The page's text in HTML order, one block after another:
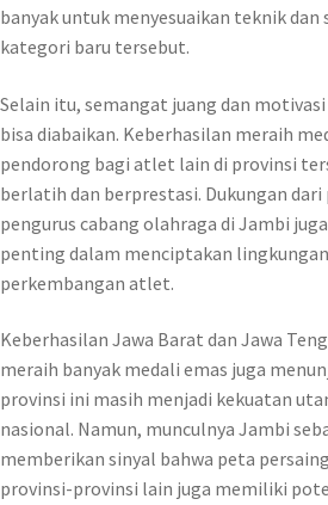
banyak untuk menyesuaikan teknik
kategori baru tersebut.
Selain itu, semangat juang dan
bisa diabaikan. Keberhasilan meraih
pendorong bagi atlet lain di provinsi
berlatih dan berprestasi. Dukungan
pengurus cabang olahraga di Jambi
penting dalam menciptakan
perkembangan atlet.
Keberhasilan Jawa Barat dan Jawa
meraih banyak medali emas juga
provinsi ini masih menjadi kekuatan
nasional. Namun, munculnya Jambi
memberikan sinyal bahwa peta
provinsi-provinsi lain juga memiliki